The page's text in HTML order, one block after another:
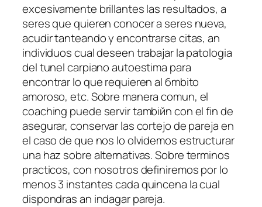
excesivamente brillantes las resultados, a
seres que quieren conocer a seres nueva,
acudir tanteando y encontrarse citas, an
individuos cual deseen trabajar la patologi­a
del tunel carpiano autoestima para
encontrar lo que requieren al бmbito
amoroso, etc. Sobre manera comun, el
coaching puede servir tambiйn con el fin de
asegurar, conservar las cortejo de pareja en
el caso de que nos lo olvidemos estructurar
una haz sobre alternativas. Sobre terminos
practicos, con nosotros definiremos por lo
menos 3 instantes cada quincena la cual
dispondras an indagar pareja.